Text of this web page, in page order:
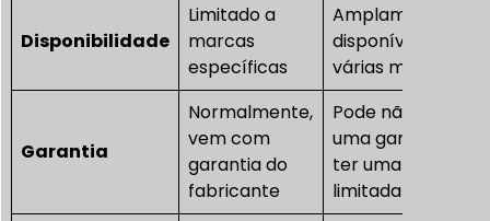
Disponibilidade
Limitado a
marcas
específicas
Amplamente
disponível para
várias marcas
Garantia
Normalmente,
vem com
garantia do
fabricante
Pode não incluir
uma garantia ou
ter uma garantia
limitada